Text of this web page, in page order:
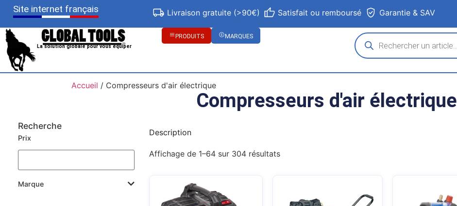
Site internet français Livraison gratuite (>90€) Satisfait ou remboursé Garantie & SAV
La solution globale pour vous équiper
PRODUITS MARQUES
Accueil / Compresseurs d'air électrique
Compresseurs d'air électrique
Recherche
Prix
Marque
Description
Affichage de 1–64 sur 304 résultats